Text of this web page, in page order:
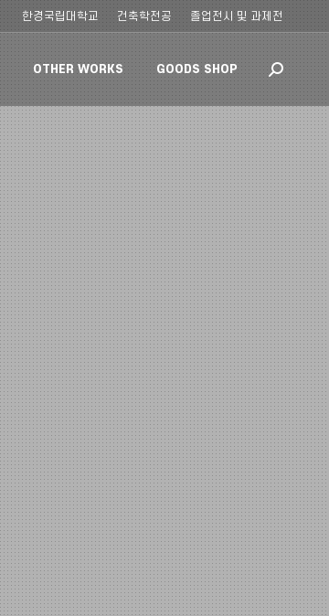
한경국립대학교 건축학전공 졸업전시 및 과제전
OTHER WORKS GOODS SHOP Search: